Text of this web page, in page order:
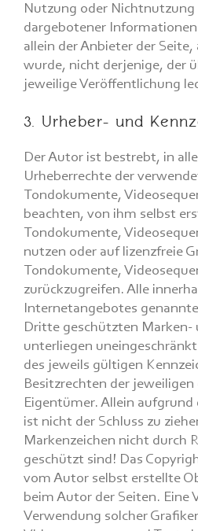
Nutzung oder Nichtnutzung
dargebotener
allein der Anbieter der
wurde, nicht derjenige, der
jeweilige Veröffentlichung
3. Urheber- und
Der Autor ist bestrebt, in
Urheberrechte der
Tondokumente,
beachten, von ihm selbst
Tondokumente,
nutzen oder auf lizenzfreie
Tondokumente,
zurückzugreifen. Alle
Internetangebotes
Dritte geschützten Marken-
unterliegen
des jeweils gültigen
Besitzrechten der
Eigentümer. Allein
ist nicht der Schluss zu
Markenzeichen nicht durch
geschützt sind! Das
vom Autor selbst erstellte
beim Autor der Seiten. Eine
Verwendung solcher